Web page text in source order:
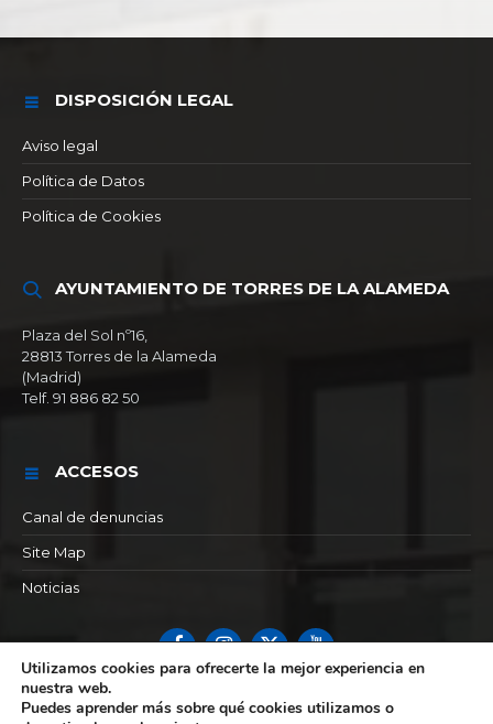
DISPOSICIÓN LEGAL
Aviso legal
Política de Datos
Política de Cookies
AYUNTAMIENTO DE TORRES DE LA ALAMEDA
Plaza del Sol nº16,
28813 Torres de la Alameda
(Madrid)
Telf. 91 886 82 50
ACCESOS
Canal de denuncias
Site Map
Noticias
FacebookInstagram
X YouTube
Utilizamos cookies para ofrecerte la mejor experiencia en
nuestra web.
Puedes aprender más sobre qué cookies utilizamos o